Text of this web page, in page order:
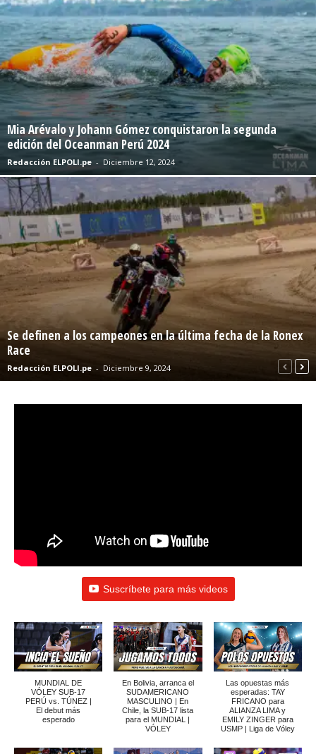
Mia Arévalo y Johann Gómez conquistaron la segunda
edición del Oceanman Perú 2024
Redacción ELPOLI.pe - Diciembre 12, 2024
Se definen a los campeones en la última fecha de la Ronex
Race
Redacción ELPOLI.pe - Diciembre 9, 2024
Suscríbete para más videos
MUNDIAL DE
VÓLEY SUB-17
PERÚ vs. TÚNEZ |
El debut más
esperado
En Bolivia, arranca el
SUDAMERICANO
MASCULINO | En
Chile, la SUB-17 lista
para el MUNDIAL |
VÓLEY
Las opuestas más
esperadas: TAY
FRICANO para
ALIANZA LIMA y
EMILY ZINGER para
USMP | Liga de Vóley